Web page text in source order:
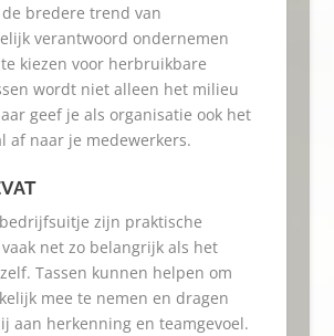
bredere trend van
verantwoord ondernemen
te kiezen voor herbruikbare
wordt niet alleen het milieu
geef je als organisatie ook het
af naar je medewerkers.
zijn praktische
net zo belangrijk als het
Tassen kunnen helpen om
mee te nemen en dragen
aan herkenning en teamgevoel.